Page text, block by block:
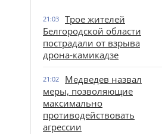
21:03
Трое жителей
Белгородской области
пострадали от взрыва
дрона-камикадзе
21:02
Медведев назвал
меры, позволяющие
максимально
противодействовать
агрессии